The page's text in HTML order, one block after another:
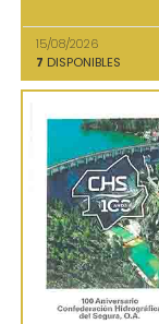
15/08/2026
7 DISPONIBLES